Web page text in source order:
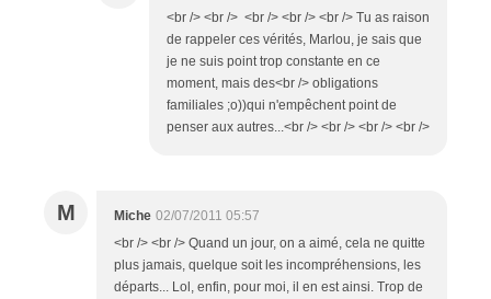
<br /> <br /> <br /> <br /> <br /> Tu as raison
de rappeler ces vérités, Marlou, je sais que
je ne suis point trop constante en ce
moment, mais des<br /> obligations
familiales ;o))qui n'empêchent point de
penser aux autres...<br /> <br /> <br /> <br />
M Miche 02/07/2011 05:57
<br /> <br /> Quand un jour, on a aimé, cela ne quitte
plus jamais, quelque soit les incompréhensions, les
départs... Lol, enfin, pour moi, il en est ainsi. Trop de